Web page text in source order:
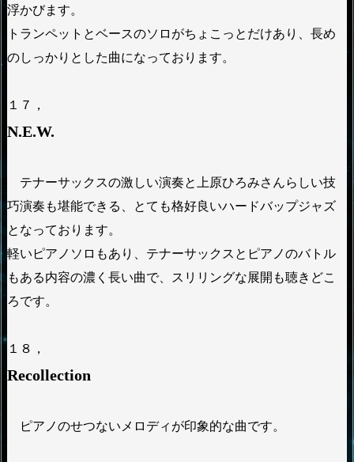
浮かびます。
トランペットとベースのソロがちょこっとだけあり、長め
のしっかりとした曲になっております。
１７，
N.E.W.
テナーサックスの激しい演奏と上原ひろみさんらしい技
巧演奏も堪能できる、とても格好良いハードバップジャズ
となっております。
軽いピアノソロもあり、テナーサックスとピアノのバトル
もある内容の濃く長い曲で、スリリングな展開も聴きどこ
ろです。
１８，
Recollection
ピアノのせつないメロディが印象的な曲です。